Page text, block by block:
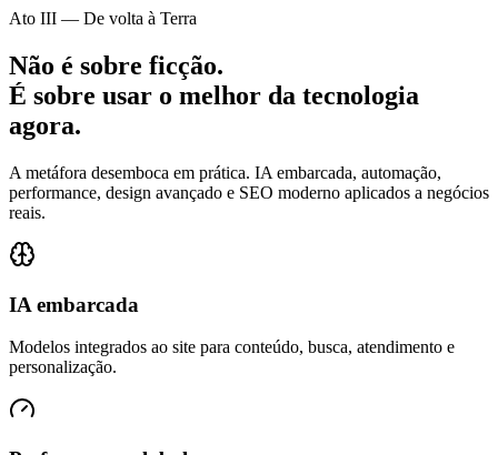
Ato III — De volta à Terra
Não é sobre ficção.
É sobre usar o melhor da tecnologia
agora.
A metáfora desemboca em prática. IA embarcada, automação,
performance, design avançado e SEO moderno aplicados a negócios
reais.
IA embarcada
Modelos integrados ao site para conteúdo, busca, atendimento e
personalização.